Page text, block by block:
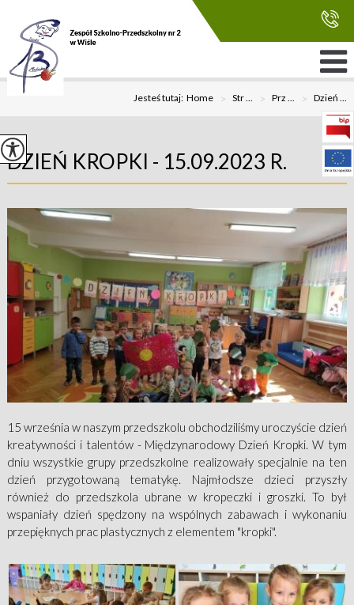
Jesteś tutaj:Home > Str ... > Prz ... > Dzień ...
DZIEŃ KROPKI - 15.09.2023 R.
15 września w naszym przedszkolu obchodziliśmy uroczyście dzień
kreatywności i talentów - Międzynarodowy Dzień Kropki. W tym
dniu wszystkie grupy przedszkolne realizowały specjalnie na ten
dzień przygotowaną tematykę. Najmłodsze dzieci przyszły
również do przedszkola ubrane w kropeczki i groszki. To był
wspaniały dzień spędzony na wspólnych zabawach i wykonaniu
przepięknych prac plastycznych z elementem "kropki".